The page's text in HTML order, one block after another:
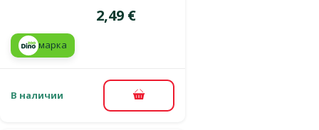
Цена
2,49 €
марка
В наличии В корзину